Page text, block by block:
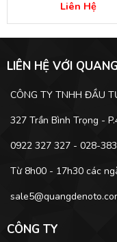
Liên Hệ
LIÊN HỆ VỚI
CÔNG TY TNHH ĐẦU
327 Trần Bình Trọng -
0922 327 327 - 028-
Từ 8h00 - 17h30 các
CÔNG TY